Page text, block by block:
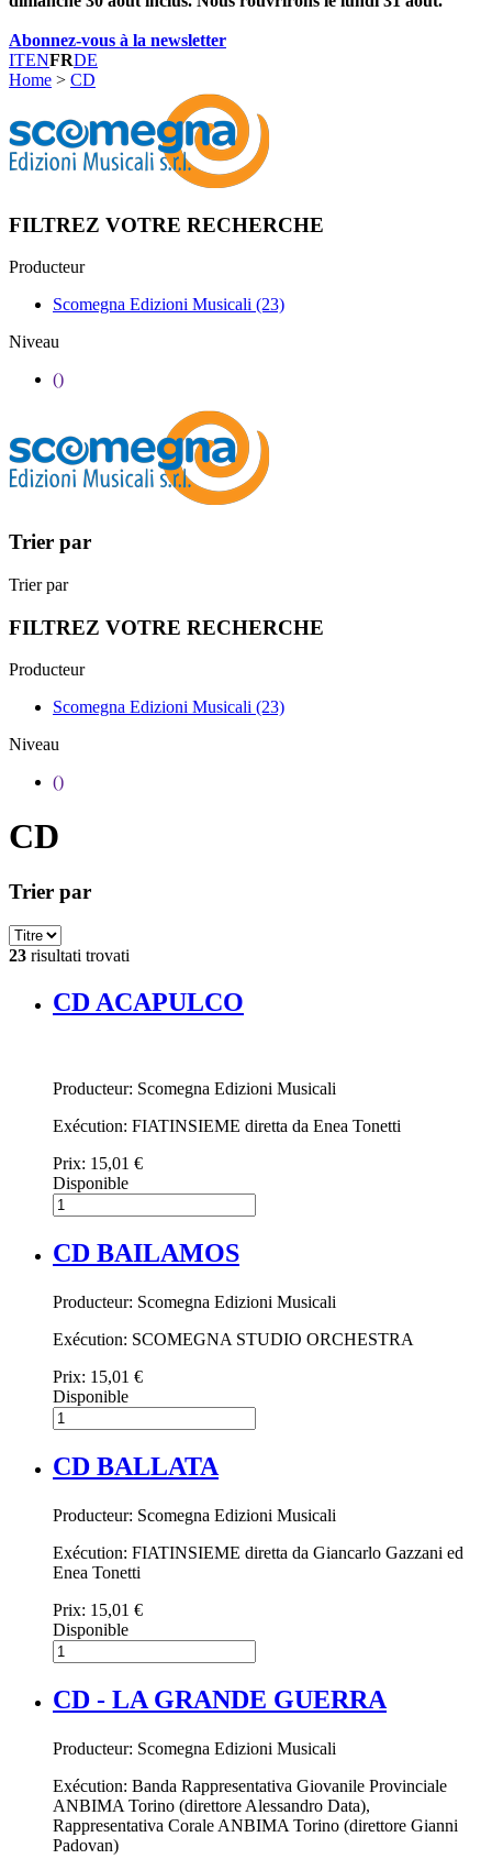
Abonnez-vous à la newsletter
ITENFRDE
Home > CD
FILTREZ VOTRE RECHERCHE
Producteur
Scomegna Edizioni Musicali (23)
Niveau
()
Trier par
Trier par
FILTREZ VOTRE RECHERCHE
Producteur
Scomegna Edizioni Musicali (23)
Niveau
()
CD
Trier par
23 risultati trovati
CD ACAPULCO
Producteur: Scomegna Edizioni Musicali
Exécution: FIATINSIEME diretta da Enea Tonetti
Prix: 15,01 €
Disponible
CD BAILAMOS
Producteur: Scomegna Edizioni Musicali
Exécution: SCOMEGNA STUDIO ORCHESTRA
Prix: 15,01 €
Disponible
CD BALLATA
Producteur: Scomegna Edizioni Musicali
Exécution: FIATINSIEME diretta da Giancarlo Gazzani ed
Enea Tonetti
Prix: 15,01 €
Disponible
CD - LA GRANDE GUERRA
Producteur: Scomegna Edizioni Musicali
Exécution: Banda Rappresentativa Giovanile Provinciale
ANBIMA Torino (direttore Alessandro Data),
Rappresentativa Corale ANBIMA Torino (direttore Gianni
Padovan)